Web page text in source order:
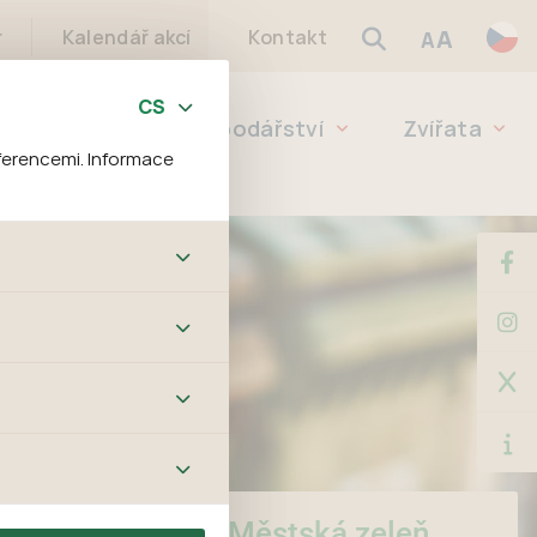
Informace
stránek a všech
a také nastavení
tato data
nelze přiřadit
zájmům, což
což vám
Kalendář akcí Kontakt AA
Lesní hospodářství
Zvířata